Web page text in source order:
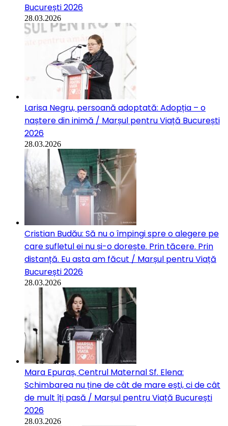
București 2026
28.03.2026
Larisa Negru, persoană adoptată: Adopția – o
naștere din inimă / Marșul pentru Viață București
2026
28.03.2026
Cristian Budău: Să nu o împingi spre o alegere pe
care sufletul ei nu și-o dorește. Prin tăcere. Prin
distanță. Eu asta am făcut / Marșul pentru Viață
București 2026
28.03.2026
Mara Epuraș, Centrul Maternal Sf. Elena:
Schimbarea nu ține de cât de mare ești, ci de cât
de mult îți pasă / Marșul pentru Viață București
2026
28.03.2026